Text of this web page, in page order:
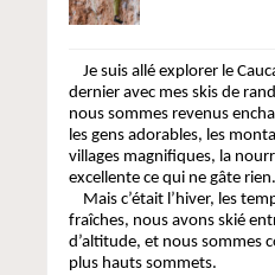
Je suis allé explorer le
dernier avec mes skis de
nous sommes revenus
les gens adorables, les
villages magnifiques, la
excellente ce qui ne gâte rien.
Mais c’était l’hiver, les
fraîches, nous avons skié
d’altitude, et nous sommes
plus hauts sommets.